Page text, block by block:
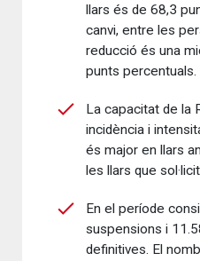
llars és de 68,3
canvi, entre les
reducció és una
punts percentuals.
La capacitat de la
incidència i
és major en llars
les llars que
En el període
suspensions i
definitives. El